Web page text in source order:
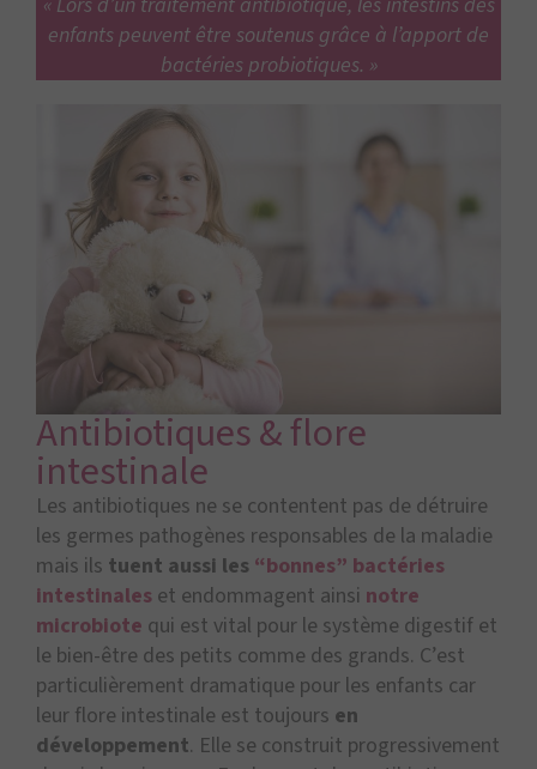
enfants peuvent être soutenus grâce à l’apport de
bactéries probiotiques. »
Antibiotiques & flore
intestinale
Les antibiotiques ne se contentent pas de détruire
les germes pathogènes responsables de la maladie
mais ils tuent aussi les “bonnes” bactéries
intestinales et endommagent ainsi notre
microbiote qui est vital pour le système digestif et
le bien-être des petits comme des grands. C’est
particulièrement dramatique pour les enfants car
leur flore intestinale est toujours en
développement. Elle se construit progressivement